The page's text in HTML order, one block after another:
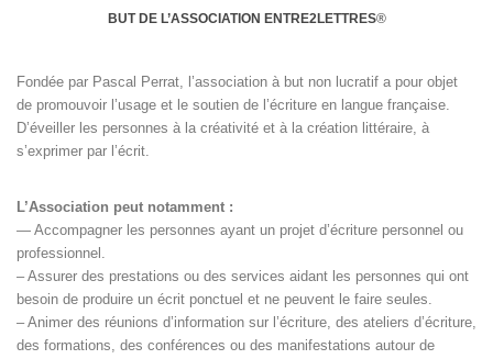
BUT DE L’ASSOCIATION ENTRE2LETTRES®
Fondée par Pascal Perrat, l’association à but non lucratif a pour objet
de promouvoir l’usage et le soutien de l’écriture en langue française.
D’éveiller les personnes à la créativité et à la création littéraire, à
s’exprimer par l’écrit.
L’Association peut notamment :
— Accompagner les personnes ayant un projet d’écriture personnel ou
professionnel.
– Assurer des prestations ou des services aidant les personnes qui ont
besoin de produire un écrit ponctuel et ne peuvent le faire seules.
– Animer des réunions d’information sur l’écriture, des ateliers d’écriture,
des formations, des conférences ou des manifestations autour de